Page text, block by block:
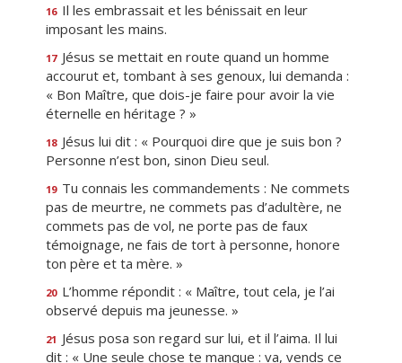
16 Il les embrassait et les bénissait en leur
imposant les mains.
17 Jésus se mettait en route quand un homme
accourut et, tombant à ses genoux, lui demanda :
« Bon Maître, que dois-je faire pour avoir la vie
éternelle en héritage ? »
18 Jésus lui dit : « Pourquoi dire que je suis bon ?
Personne n’est bon, sinon Dieu seul.
19 Tu connais les commandements : Ne commets
pas de meurtre, ne commets pas d’adultère, ne
commets pas de vol, ne porte pas de faux
témoignage, ne fais de tort à personne, honore
ton père et ta mère. »
20 L’homme répondit : « Maître, tout cela, je l’ai
observé depuis ma jeunesse. »
21 Jésus posa son regard sur lui, et il l’aima. Il lui
dit : « Une seule chose te manque : va, vends ce